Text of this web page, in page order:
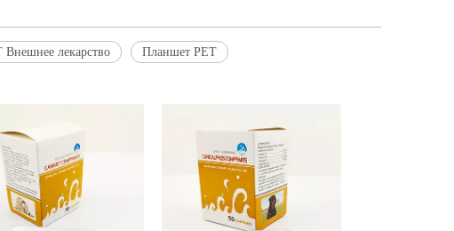
лекарство Планшет PET